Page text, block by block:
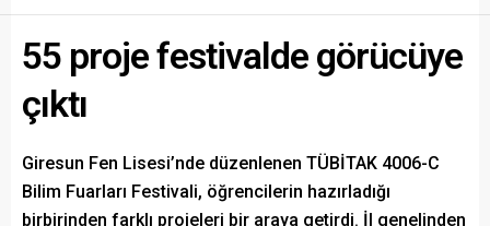
55 proje festivalde görücüye
çıktı
Giresun Fen Lisesi’nde düzenlenen TÜBİTAK 4006-C
Bilim Fuarları Festivali, öğrencilerin hazırladığı
birbirinden farklı projeleri bir araya getirdi. İl genelinden